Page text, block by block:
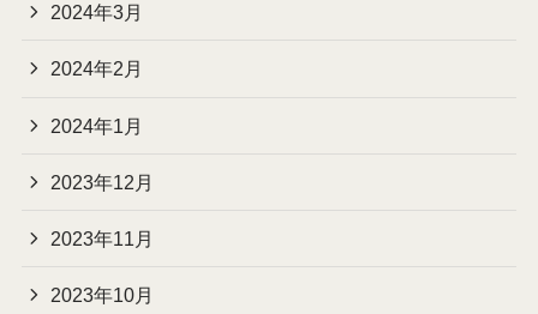
2024年3月
2024年2月
2024年1月
2023年12月
2023年11月
2023年10月